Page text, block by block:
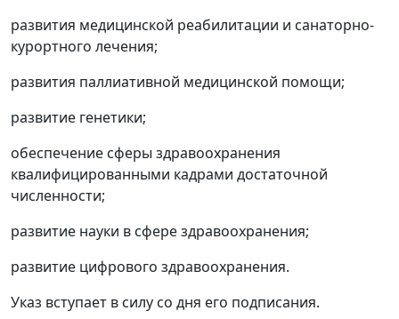
развития медицинской реабилитации и санаторно-
курортного лечения;
развития паллиативной медицинской помощи;
развитие генетики;
обеспечение сферы здравоохранения
квалифицированными кадрами достаточной
численности;
развитие науки в сфере здравоохранения;
развитие цифрового здравоохранения.
Указ вступает в силу со дня его подписания.